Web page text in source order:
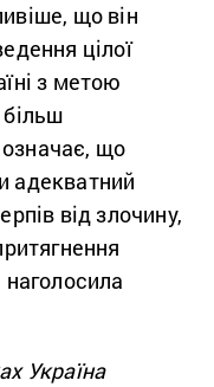
що він
цілої
з метою
що
адекватний
від злочину,
наголосила
Україна